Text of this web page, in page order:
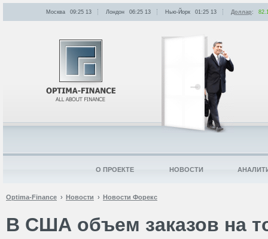
Optima-Finance Новости Новости Форекс
В США объем заказов на
Москва 09:25 13 Лондон 06:25 13 Нью-Йорк 01:25 13 Доллар:
О ПРОЕКТЕ НОВОСТИ